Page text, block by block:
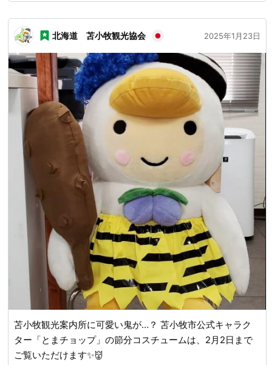
北海道 苫小牧観光協会 2025年1月23日
苫小牧観光案内所に可愛い鬼が…？ 苫小牧市公式キャラク
ター「とまチョップ」の節分コスチュームは、2月2日まで
ご覧いただけます✨👹